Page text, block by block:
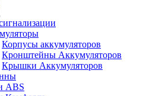
Корпусы аккумуляторов
Кронштейны Аккумуляторов
Крышки Аккумуляторов
ABS